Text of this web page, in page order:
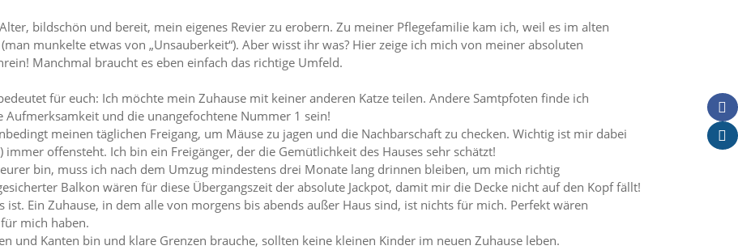
bildschön und bereit, mein eigenes Revier zu erobern. Zu meiner Pflegefamilie kam ich, weil es im alten
munkelte etwas von „Unsauberkeit“). Aber wisst ihr was? Hier zeige ich mich von meiner absoluten
Manchmal braucht es eben einfach das richtige Umfeld.
für euch: Ich möchte mein Zuhause mit keiner anderen Katze teilen. Andere Samtpfoten finde ich
und die unangefochtene Nummer 1 sein!
meinen täglichen Freigang, um Mäuse zu jagen und die Nachbarschaft zu checken. Wichtig ist mir dabei
offensteht. Ich bin ein Freigänger, der die Gemütlichkeit des Hauses sehr schätzt!
bin, muss ich nach dem Umzug mindestens drei Monate lang drinnen bleiben, um mich richtig
Balkon wären für diese Übergangszeit der absolute Jackpot, damit mir die Decke nicht auf den Kopf fällt!
Ein Zuhause, in dem alle von morgens bis abends außer Haus sind, ist nichts für mich. Perfekt wären
mich haben.
und Kanten bin und klare Grenzen brauche, sollten keine kleinen Kinder im neuen Zuhause leben.